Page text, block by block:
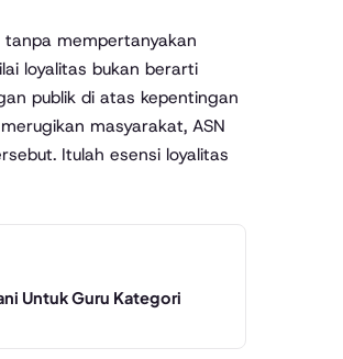
mempertanyakan
loyalitas bukan berarti
publik di atas kepentingan
masyarakat, ASN
Itulah esensi loyalitas
Untuk Guru Kategori